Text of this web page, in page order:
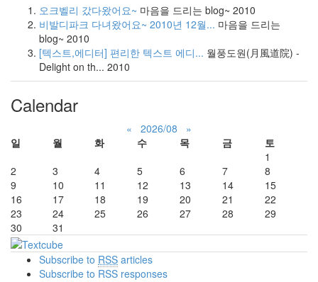
오크벨리 갔다왔어요~ 마음을 드리는 blog~ 2010
비발디파크 다녀왔어요~ 2010년 12월... 마음을 드리는
blog~ 2010
[텍스트,에디터] 편리한 텍스트 에디... 월풍도원(月風道院) -
Delight on th... 2010
Calendar
« 2026/08
»
일
월 화 수 목 금
토
1
2
3 4 5 6 7
8
9
10 11 12 13 14
15
16
17 18 19 20 21
22
23
24 25 26 27 28
29
30
31
Subscribe to RSS articles
Subscribe to RSS responses